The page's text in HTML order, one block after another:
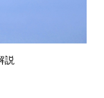
説